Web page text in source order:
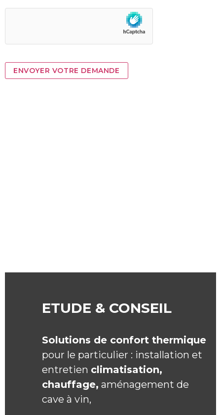
ETUDE & CONSEIL
Solutions de confort thermique
pour le particulier : installation et
entretien climatisation,
chauffage, aménagement de
cave à vin,